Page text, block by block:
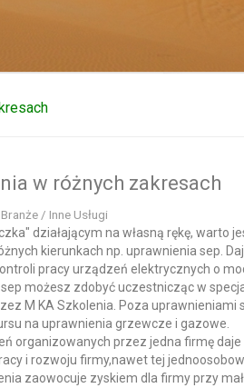
w różnych zakresach
/ Inne Usługi
działającym na własną rękę, warto
kierunkach np. uprawnienia sep.
pracy urządzeń elektrycznych o
możesz zdobyć uczestnicząc w
M KA Szkolenia. Poza uprawnieniami
na uprawnienia grzewcze i gazowe.
organizowanych przez jedna firmę daje
i rozwoju firmy,nawet tej
zaowocuje zyskiem dla firmy przy